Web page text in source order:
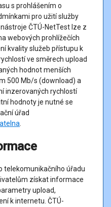
na území České republiky.
pokud se rozhodnete
k dispozici podle
čivelké pravidelně se
služby, pokud jde o
vkládání (upload), od výkonu,
k internetu uvedl ve
kvalitu poskytované služby
výkonu služby je v případě
místě smluvně udávaná
udávaná
rychlost stahování
s prohlášením o
pro užití služby
ČTÚ-NetTest lze z
webových prohlížečích
kvality služeb přístupu k
ve směrech upload
hodnot menších
500 Mb/s (download) a
inzerovaných rychlostí
hodnoty je nutné se
úřad
telekomunikačního úřadu
získat informace
upload,
k internetu. ČTÚ-